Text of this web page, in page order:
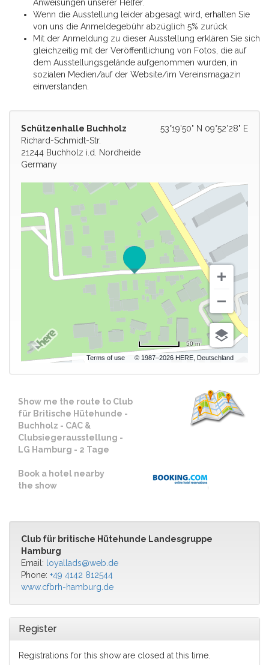
Anweisungen unserer Helfer.
Wenn die Ausstellung leider abgesagt wird, erhalten Sie
von uns die Anmeldegebühr abzüglich 5% zurück.
Mit der Anmeldung zu dieser Ausstellung erklären Sie sich
gleichzeitig mit der Veröffentlichung von Fotos, die auf
dem Ausstellungsgelände aufgenommen wurden, in
sozialen Medien/auf der Website/im Vereinsmagazin
einverstanden.
53°19'50" N 09°52'28" E
Schützenhalle Buchholz
Richard-Schmidt-Str.
21244 Buchholz i.d. Nordheide
Germany
Terms of use © 1987–2026 HERE, Deutschland
50 m
Show me the route to Club
für Britische Hütehunde -
Buchholz - CAC &
Clubsiegerausstellung -
LG Hamburg - 2 Tage
Book a hotel nearby
the show
Club für britische Hütehunde Landesgruppe
Hamburg
Email: loyallads@web.de
Phone: +49 4142 812544
www.cfbrh-hamburg.de
Register
Registrations for this show are closed at this time.